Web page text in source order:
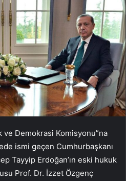
ve Demokrasi Komisyonu”na
ismi geçen Cumhurbaşkanı
Tayyip Erdoğan’ın eski hukuk
Prof. Dr. İzzet Özgenç